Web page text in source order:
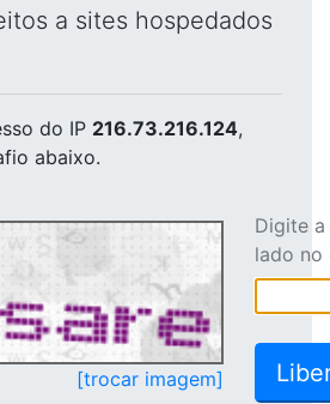
a sites hospedados
do IP 216.73.216.124,
abaixo.
[trocar imagem]
Digite
lado no